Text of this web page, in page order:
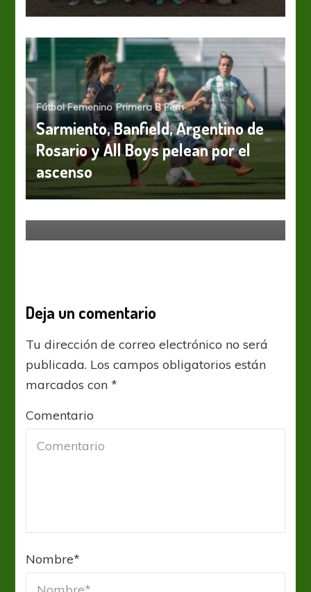
Fútbol Femenino Primera B Fem
Sarmiento, Banfield, Argentino de
Rosario y All Boys pelean por el
ascenso
Fútbol Femenino Primera A Fem
Las Gladiadoras igualaron con
Deja un comentario
Tu dirección de correo electrónico no será
publicada. Los campos obligatorios están
marcados con*
Comentario
Nombre*